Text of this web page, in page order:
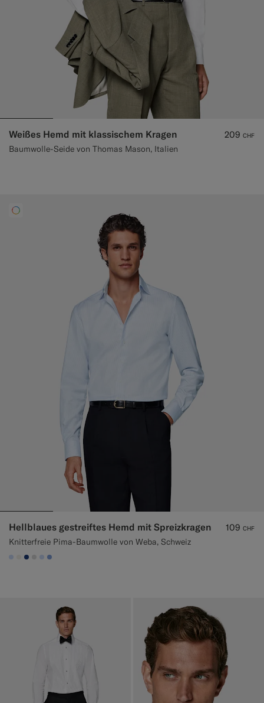
Weißes Hemd mit klassischem Kragen
Baumwolle-Seide von Thomas Mason, Italien
209 CHF
Hellblaues gestreiftes Hemd mit Spreizkragen
Knitterfreie Pima-Baumwolle von Weba, Schweiz
109 CHF
#CCDCF9
#F1EFE8
#1C3D7A
#D9DADA
#CCDCF9
#82A1DC